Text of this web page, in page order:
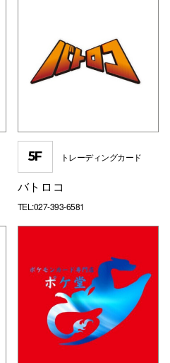
5F トレーディングカード
バトロコ
TEL:027-393-6581